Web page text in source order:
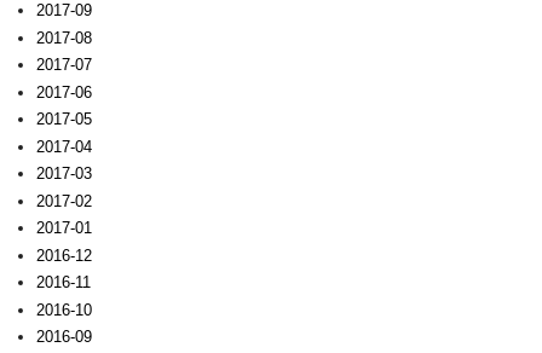
2017-09
2017-08
2017-07
2017-06
2017-05
2017-04
2017-03
2017-02
2017-01
2016-12
2016-11
2016-10
2016-09